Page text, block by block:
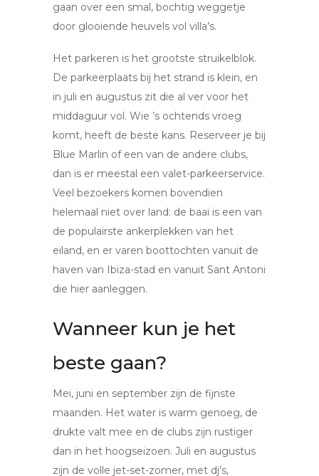
gaan over een smal, bochtig weggetje
door glooiende heuvels vol villa’s.
Het parkeren is het grootste struikelblok.
De parkeerplaats bij het strand is klein, en
in juli en augustus zit die al ver voor het
middaguur vol. Wie ’s ochtends vroeg
komt, heeft de beste kans. Reserveer je bij
Blue Marlin of een van de andere clubs,
dan is er meestal een valet-parkeerservice.
Veel bezoekers komen bovendien
helemaal niet over land: de baai is een van
de populairste ankerplekken van het
eiland, en er varen boottochten vanuit de
haven van Ibiza-stad en vanuit Sant Antoni
die hier aanleggen.
Wanneer kun je het
beste gaan?
Mei, juni en september zijn de fijnste
maanden. Het water is warm genoeg, de
drukte valt mee en de clubs zijn rustiger
dan in het hoogseizoen. Juli en augustus
zijn de volle jet-set-zomer, met dj’s,